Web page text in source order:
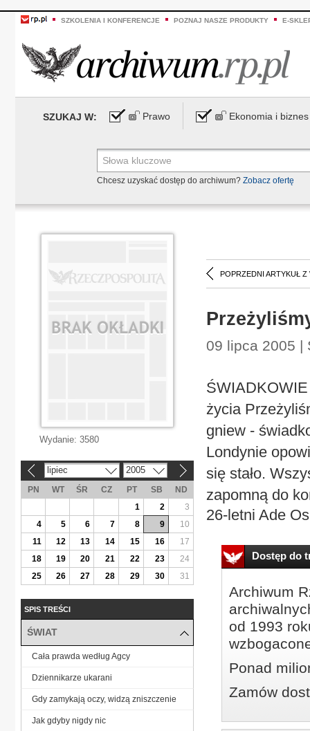
SZKOLENIA I KONFERENCJE POZNAJ NASZE PRODUKTY E-
SZUKAJ W: Prawo Ekonomia i biznes
Chcesz uzyskać dostęp do archiwum? Zobacz ofertę
POPRZEDNI ARTYKUŁ Z
09 lipca 2005 |
życia
gniew -
Londynie
się stało.
zapomną do
26-letni Ade
Dostęp do
Archiwum
od 1993
Ponad
Zamów
Wydanie: 3580
lipiec 2005
PN WT ŚR CZ PT SB
ND
1
2
3
4
5 6 7 8 9
10
11
12 13 14 15 16
17
18
19 20 21 22 23
24
25
26 27 28 29 30 31
SPIS TREŚCI
ŚWIAT
Cała prawda według Agcy
Dziennikarze ukarani
Gdy zamykają oczy, widzą zniszczenie
Jak gdyby nigdy nic